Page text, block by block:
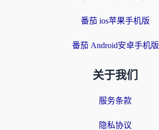
番茄 ios苹果手机版
番茄 Android安卓手机版
关于我们
服务条款
隐私协议